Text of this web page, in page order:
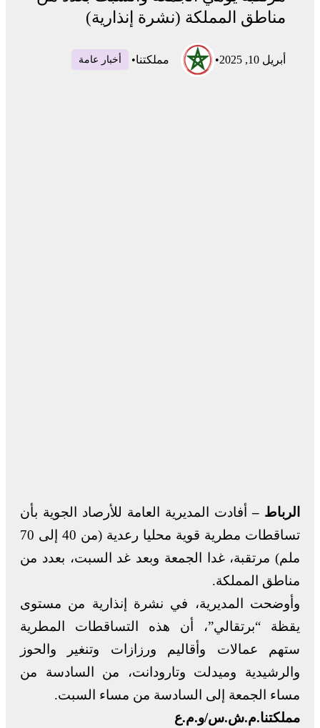
مناطق المملكة (نشرة إنذارية)
أبريل 10, 2025 • مملكتنا• أخبار عامة
الرباط –أفادت المديرية العامة للأرصاد الجوية بأن
تساقطات مطرية قوية محليا رعدية (من 40 إلى 70
ملم) مرتقبة، غدا الجمعة وبعد غد السبت، بعدد من
مناطق المملكة.
وأوضحت المديرية، في نشرة إنذارية من مستوى
يقظة “برتقالي”، أن هذه التساقطات المطرية
ستهم عمالات وأقاليم ورزازات وتنغير والحوز
والرشيدية وميدلت وتارودانت، من السادسة من
مساء الجمعة إلى السادسة من مساء السبت.
مملكتنا.م.ش.س/و.م.ع